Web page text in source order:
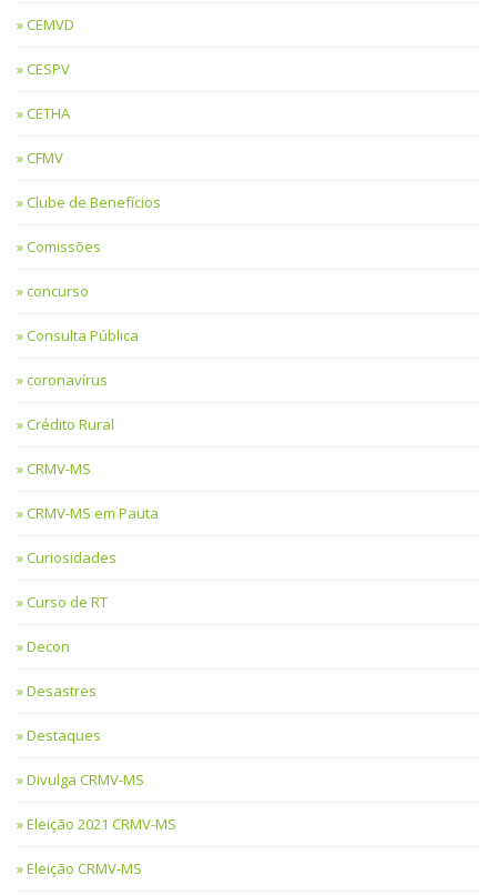
CEMVD
CESPV
CETHA
CFMV
Clube de Benefícios
Comissões
concurso
Consulta Pública
coronavírus
Crédito Rural
CRMV-MS
CRMV-MS em Pauta
Curiosidades
Curso de RT
Decon
Desastres
Destaques
Divulga CRMV-MS
Eleição 2021 CRMV-MS
Eleição CRMV-MS